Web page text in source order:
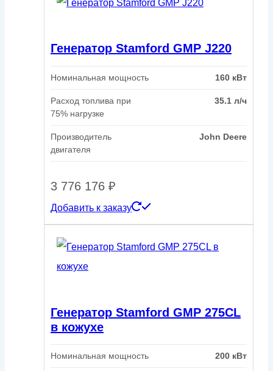
Генератор Stamford GMP J220
Номинальная мощность 160 кВт
Расход топлива при
75% нагрузке
35.1 л/ч
Производитель
двигателя
John Deere
3 776 176 ₽
Добавить к заказу
Генератор Stamford GMP 275CL
в кожухе
Номинальная мощность 200 кВт